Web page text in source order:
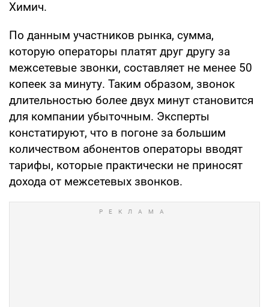
Химич.
По данным участников рынка, сумма,
которую операторы платят друг другу за
межсетевые звонки, составляет не менее 50
копеек за минуту. Таким образом, звонок
длительностью более двух минут становится
для компании убыточным. Эксперты
констатируют, что в погоне за большим
количеством абонентов операторы вводят
тарифы, которые практически не приносят
дохода от межсетевых звонков.